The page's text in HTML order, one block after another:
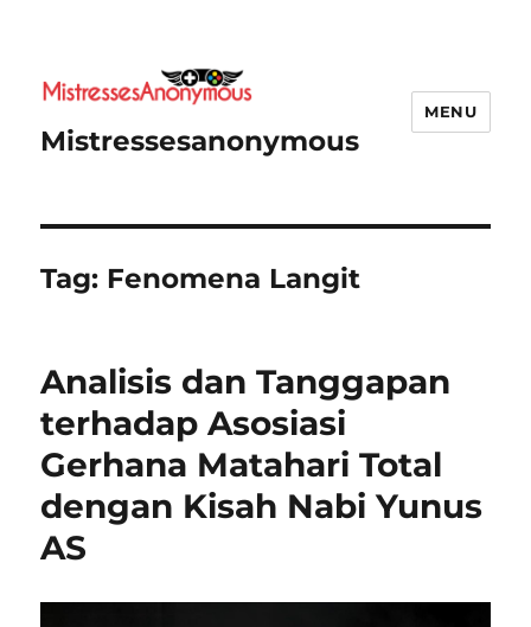
Mistressesanonymous
MENU
Tag: Fenomena Langit
Analisis dan Tanggapan
terhadap Asosiasi
Gerhana Matahari Total
dengan Kisah Nabi Yunus
AS